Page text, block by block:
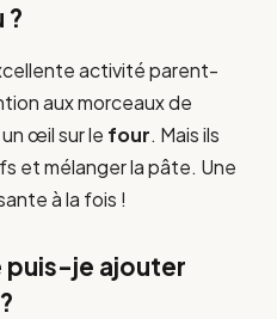
?
activité parent-
aux morceaux de
œil sur le four. Mais ils
et mélanger la pâte. Une
à la fois !
puis-je ajouter